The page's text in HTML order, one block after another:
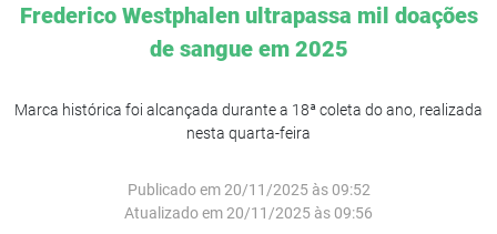
Frederico Westphalen ultrapassa mil doações
de sangue em 2025
Marca histórica foi alcançada durante a 18ª coleta do ano, realizada
nesta quarta-feira
Publicado em 20/11/2025 às 09:52
Atualizado em 20/11/2025 às 09:56